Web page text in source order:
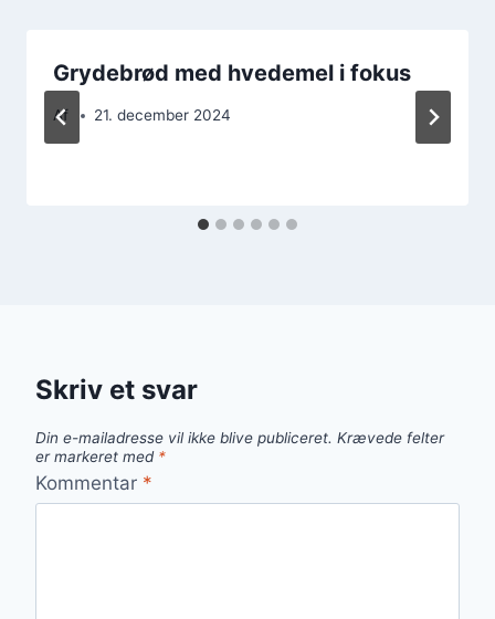
Grydebrød med hvedemel i fokus
Af 21. december 2024
Skriv et svar
Din e-mailadresse vil ikke blive publiceret. Krævede felter
er markeret med *
Kommentar *